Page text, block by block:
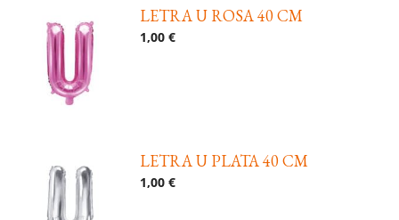
LETRA U ROSA 40 CM
1,00 €
LETRA U PLATA 40 CM
1,00 €